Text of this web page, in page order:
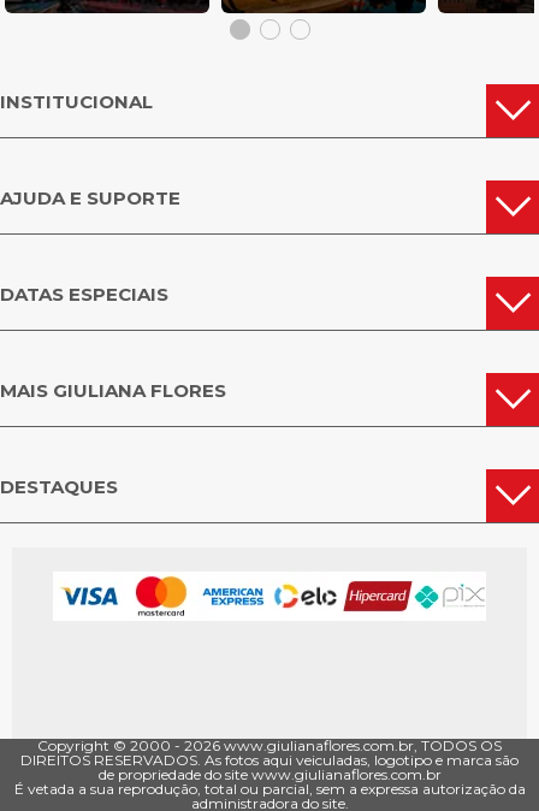
INSTITUCIONAL
AJUDA E SUPORTE
DATAS ESPECIAIS
MAIS GIULIANA FLORES
DESTAQUES
Copyright © 2000 - ­2026 www.giulianaflores.com.br, TODOS OS
DIREITOS RESERVADOS. As fotos aqui veiculadas, logotipo e marca são
de propriedade do site www.giulianaflores.com.br
É vetada a sua reprodução, total ou parcial, sem a expressa autorização da
administradora do site.